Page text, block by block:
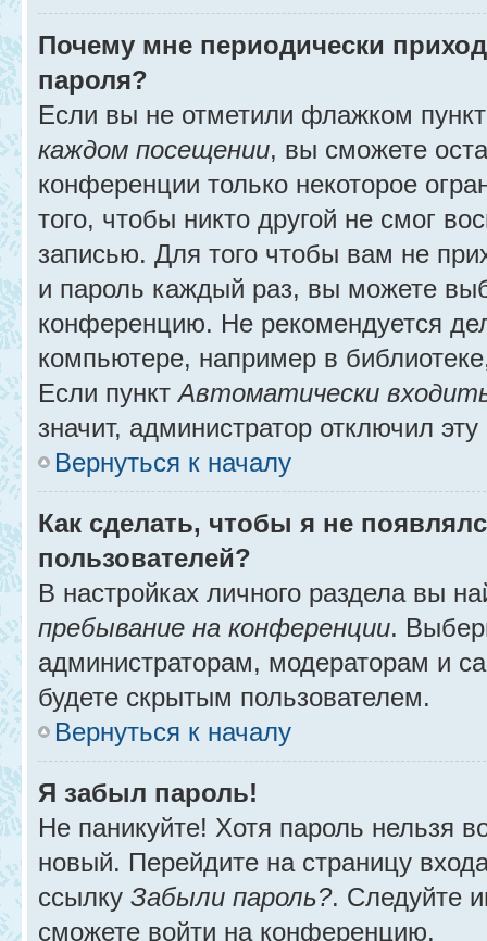
Почему мне периодически
пароля?
Если вы не отметили флажком
каждом посещении, вы сможете
конференции только некоторое
того, чтобы никто другой не смог
записью. Для того чтобы вам не
и пароль каждый раз, вы можете
конференцию. Не рекомендуется
компьютере, например в
Если пунктАвтоматически
значит, администратор отключил
Вернуться к началу
Как сделать, чтобы я не
пользователей?
В настройках личного раздела вы
пребывание на конференции.
администраторам, модераторам и
будете скрытым пользователем.
Вернуться к началу
Я забыл пароль!
Не паникуйте! Хотя пароль нельзя
новый. Перейдите на страницу
ссылку Забыли пароль?. Следуйте
сможете войти на конференцию.